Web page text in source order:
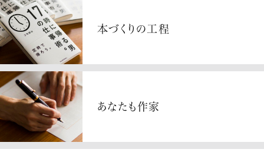
本づくりの工程
あなたも作家